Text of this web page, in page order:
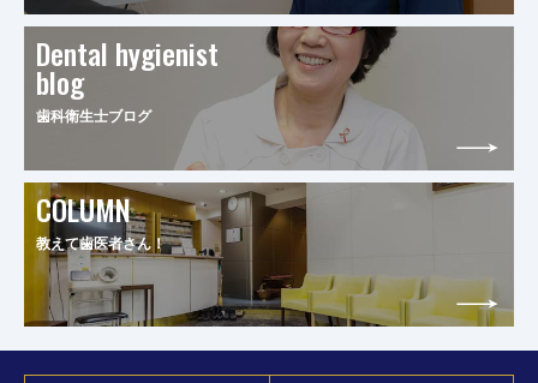
Dental hygienist
blog
歯科衛生士ブログ
COLUMN
教えて歯医者さん！